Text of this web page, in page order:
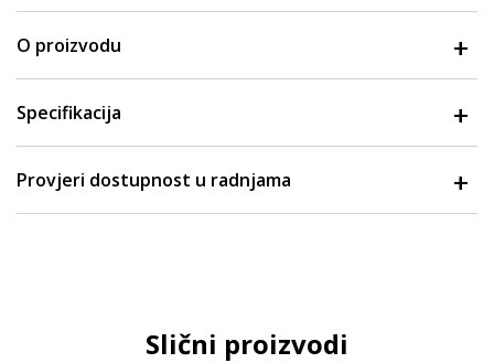
O proizvodu
Specifikacija
Provjeri dostupnost u radnjama
Slični proizvodi